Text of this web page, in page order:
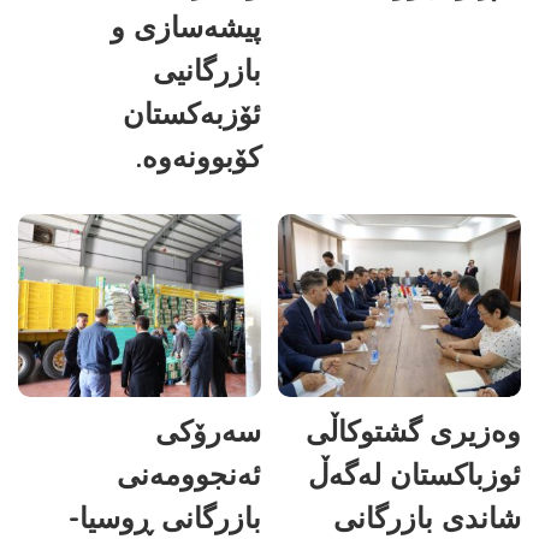
پیشەسازی و
بازرگانیی
ئۆزبەکستان
کۆبوونەوە.
وەزیری گشتوکاڵی
ئوزباکستان لەگەڵ
شاندی بازرگانی
سەرۆکی
ئەنجوومەنی
بازرگانی ڕوسیا-